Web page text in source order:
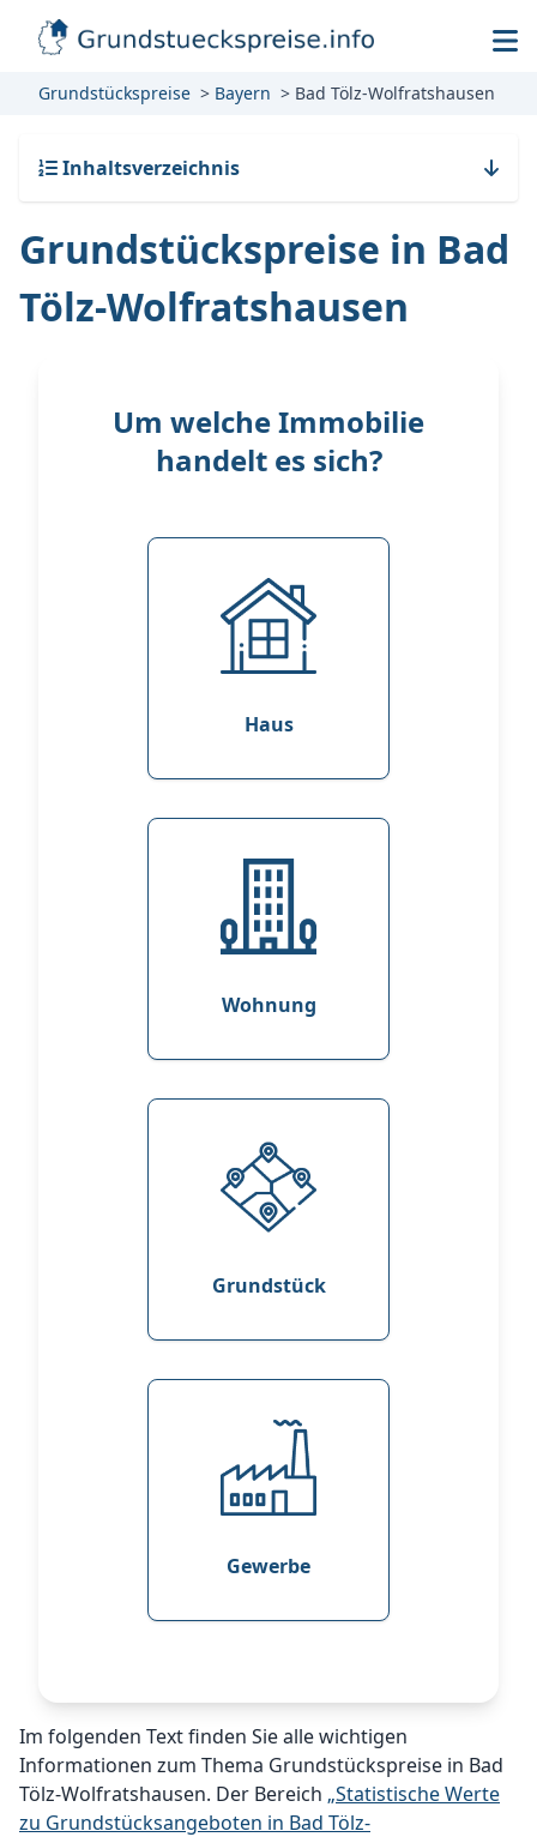
Grundstückspreise Bayern Bad Tölz-Wolfratshausen
Inhaltsverzeichnis
Grundstückspreise in Bad
Tölz-Wolfratshausen
Um welche Immobilie
handelt es sich?
Haus
Wohnung
Grundstück
Gewerbe
Im folgenden Text finden Sie alle wichtigen
Informationen zum Thema Grundstückspreise in Bad
Tölz-Wolfratshausen. Der Bereich „Statistische Werte
zu Grundstücksangeboten in Bad Tölz-